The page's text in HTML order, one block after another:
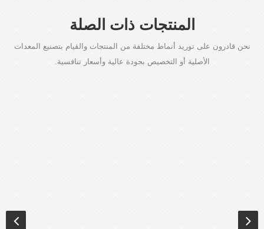
المنتجات ذات الصلة
نحن قادرون على توريد أنماط مختلفة من المنتجات والقيام بتصنيع المعدات
الأصلية أو التخصيص بجودة عالية وأسعار تنافسية.